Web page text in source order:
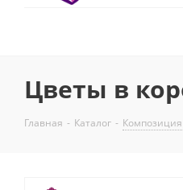
Цветы в
Главная - Каталог -